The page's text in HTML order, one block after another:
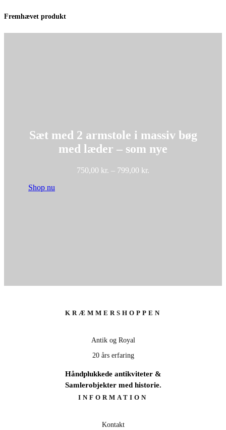
Fremhævet produkt
Sæt med 2 armstole i massiv bøg
med læder – som nye
750,00 kr. – 799,00 kr.
Shop nu
KRÆMMERSHOPPEN
Antik og Royal
20 års erfaring
Håndplukkede antikviteter &
Samlerobjekter med historie.
INFORMATION
Kontakt